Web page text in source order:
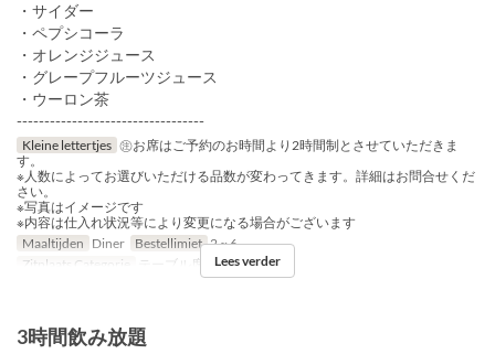
・サイダー
・ペプシコーラ
・オレンジジュース
・グレープフルーツジュース
・ウーロン茶
----------------------------------
Kleine lettertjes ㊟お席はご予約のお時間より2時間制とさせていただきま
す。
※人数によってお選びいただける品数が変わってきます。詳細はお問合せくだ
さい。
※写真はイメージです
※内容は仕入れ状況等により変更になる場合がございます
Maaltijden Diner Bestellimiet 2 ~ 6
Zitplaats Categorie
テーブル席, カウンター席
Lees verder
3時間飲み放題